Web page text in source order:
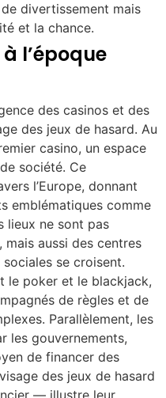
divertissement mais
et la chance.
l’époque
des casinos et des
des jeux de hasard. Au
casino, un espace
société. Ce
l’Europe, donnant
emblématiques comme
lieux ne sont pas
mais aussi des centres
se croisent.
le poker et le blackjack,
de règles et de
Parallèlement, les
les gouvernements,
de financer des
des jeux de hasard
— illustre leur